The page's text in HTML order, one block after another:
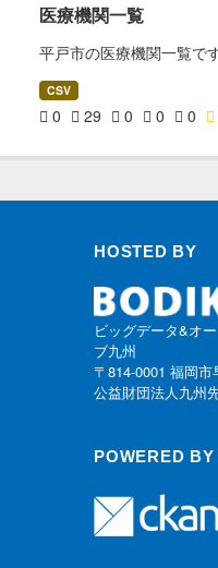
医療機関一覧
平戸市の医療機関一覧です
CSV
0 29 0 0 0
HOSTED BY
ビッグデータ&オ
ブ九州
〒814-0001 福岡
公益財団法人九州
POWERED BY